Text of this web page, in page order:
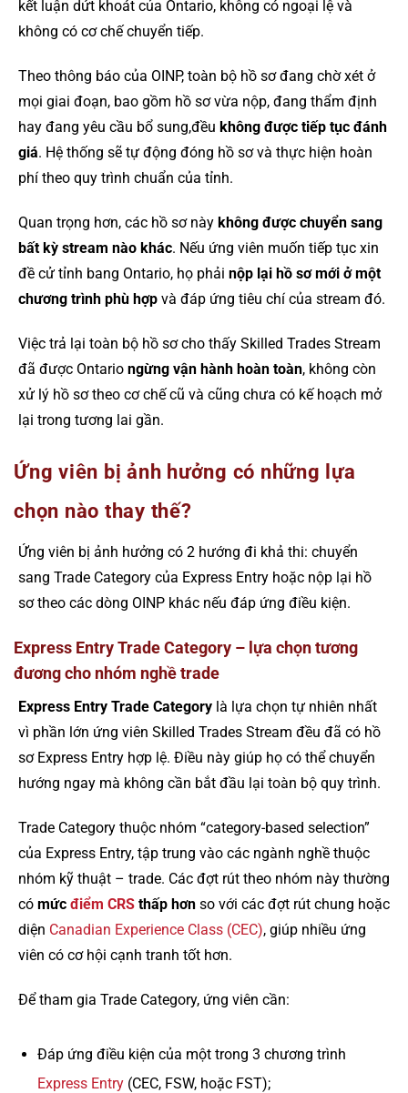
kết luận dứt khoát của Ontario, không có ngoại lệ và
không có cơ chế chuyển tiếp.
Theo thông báo của OINP, toàn bộ hồ sơ đang chờ xét ở
mọi giai đoạn, bao gồm hồ sơ vừa nộp, đang thẩm định
hay đang yêu cầu bổ sung,đều không được tiếp tục đánh
giá. Hệ thống sẽ tự động đóng hồ sơ và thực hiện hoàn
phí theo quy trình chuẩn của tỉnh.
Quan trọng hơn, các hồ sơ này không được chuyển sang
bất kỳ stream nào khác. Nếu ứng viên muốn tiếp tục xin
đề cử tỉnh bang Ontario, họ phải nộp lại hồ sơ mới ở một
chương trình phù hợp và đáp ứng tiêu chí của stream đó.
Việc trả lại toàn bộ hồ sơ cho thấy Skilled Trades Stream
đã được Ontario ngừng vận hành hoàn toàn, không còn
xử lý hồ sơ theo cơ chế cũ và cũng chưa có kế hoạch mở
lại trong tương lai gần.
Ứng viên bị ảnh hưởng có những lựa
chọn nào thay thế?
Ứng viên bị ảnh hưởng có 2 hướng đi khả thi: chuyển
sang Trade Category của Express Entry hoặc nộp lại hồ
sơ theo các dòng OINP khác nếu đáp ứng điều kiện.
Express Entry Trade Category – lựa chọn tương
đương cho nhóm nghề trade
Express Entry Trade Category là lựa chọn tự nhiên nhất
vì phần lớn ứng viên Skilled Trades Stream đều đã có hồ
sơ Express Entry hợp lệ. Điều này giúp họ có thể chuyển
hướng ngay mà không cần bắt đầu lại toàn bộ quy trình.
Trade Category thuộc nhóm “category-based selection”
của Express Entry, tập trung vào các ngành nghề thuộc
nhóm kỹ thuật – trade. Các đợt rút theo nhóm này thường
có mức điểm CRS thấp hơn so với các đợt rút chung hoặc
diện Canadian Experience Class (CEC), giúp nhiều ứng
viên có cơ hội cạnh tranh tốt hơn.
Để tham gia Trade Category, ứng viên cần:
Đáp ứng điều kiện của một trong 3 chương trình
Express Entry(CEC, FSW, hoặc FST);